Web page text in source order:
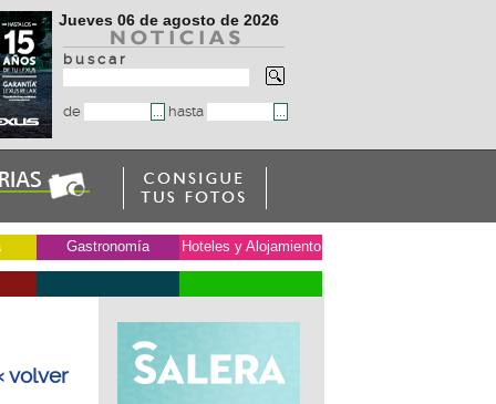
Jueves 06 de agosto de 2026
b u s c a r
de hasta
Gastronomía Hoteles y Alojamiento
volver